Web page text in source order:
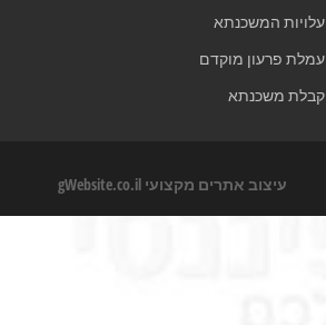
עלויות המשכנתא
עמלת פרעון מוקדם
קבלת משכנתא
עיצוב אתרים מקצועי